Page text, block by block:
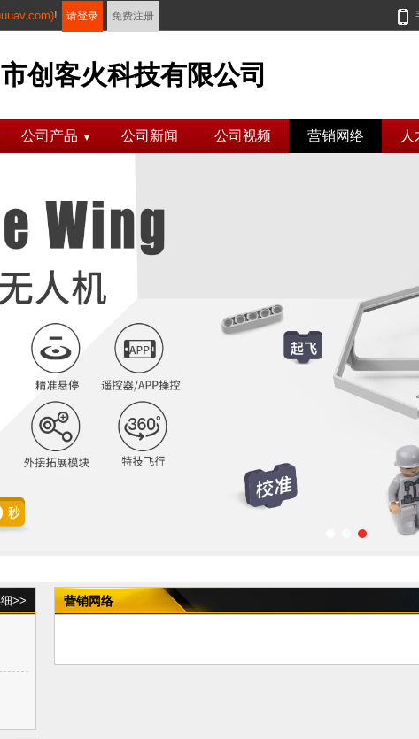
! 请登录 免费注册
创客火科技有限公司
公司产品 ▼ 公司新闻 公司视频 营销网络 人
>> 营销网络